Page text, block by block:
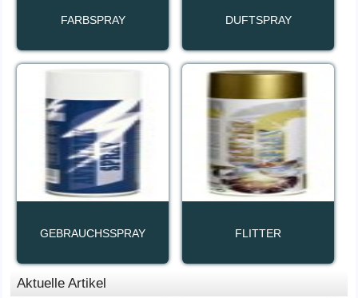
FARBSPRAY DUFTSPRAY
GEBRAUCHSSPRAY FLITTER
Aktuelle Artikel